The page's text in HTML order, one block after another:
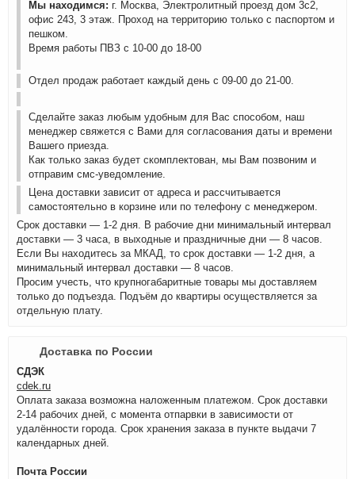
Мы находимся: г. Москва, Электролитный проезд дом 3с2,
офис 243, 3 этаж. Проход на территорию только с паспортом и
пешком.
Время работы ПВЗ с 10-00 до 18-00
Отдел продаж работает каждый день с 09-00 до 21-00.
Сделайте заказ любым удобным для Вас способом, наш
менеджер свяжется с Вами для согласования даты и времени
Вашего приезда.
Как только заказ будет скомплектован, мы Вам позвоним и
отправим смс-уведомление.
Цена доставки зависит от адреса и рассчитывается
самостоятельно в корзине или по телефону с менеджером.
Срок доставки — 1-2 дня. В рабочие дни минимальный интервал
доставки — 3 часа, в выходные и праздничные дни — 8 часов.
Если Вы находитесь за МКАД, то срок доставки — 1-2 дня, а
минимальный интервал доставки — 8 часов.
Просим учесть, что крупногабаритные товары мы доставляем
только до подъезда. Подъём до квартиры осуществляется за
отдельную плату.
Доставка по России
СДЭК
cdek.ru
Оплата заказа возможна наложенным платежом. Срок доставки
2-14 рабочих дней, с момента отпарвки в зависимости от
удалённости города. Срок хранения заказа в пункте выдачи 7
календарных дней.
Почта России